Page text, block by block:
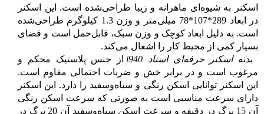
اسکنر به شیوه‌ای ماهرانه و زیبا طراحی‌شده است. این اسکنر
در ابعاد 289*107*78 میلی‌متر و وزن 1.3 کیلوگرم طراحی‌شده
است. به دلیل ابعاد کوچک و وزن سبک، قابل‌حمل است و فضای
بسیار کمی از محیط کار را اشغال می‌کند.
بدنهاسکنر حرفه‌ای اسناد i940 از جنس پلاستیک محکم و
مرغوب است و در برابر خش و ضربات احتمالی مقاوم است.
این اسکنر توانایی اسکن رنگی و سیاه‌وسفید را دارد. این اسکنر
دارای سرعت مناسبی است به صورتی که سرعت اسکن رنگی
آن 15 برگ در دقیقه و سرعت اسکن سیاه‌وسفید آن 20 برگ در